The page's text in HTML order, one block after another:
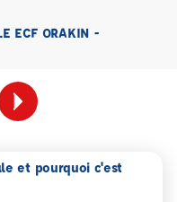
ECF ORAKIN -
et pourquoi c'est